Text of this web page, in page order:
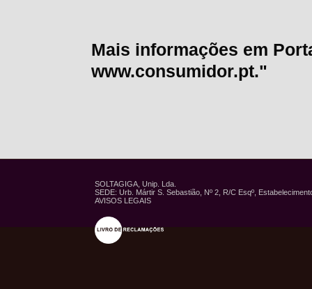
Mais informações em
www.consumidor.pt."
SOLTAGIGA, Unip. Lda.
SEDE: Urb. Mártir S. Sebastião, Nº 2, R/C Esqº,
AVISOS LEGAIS